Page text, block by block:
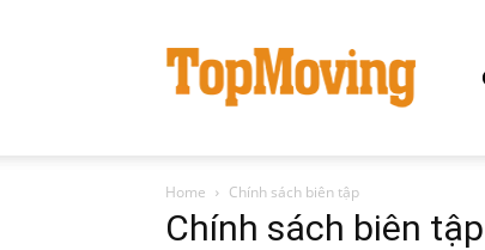
Home Chính sách biên tập
Chính sách biên tập